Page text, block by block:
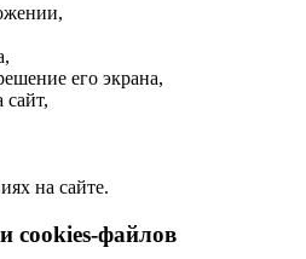
его экрана,
сайт,
на сайте.
cookies-файлов